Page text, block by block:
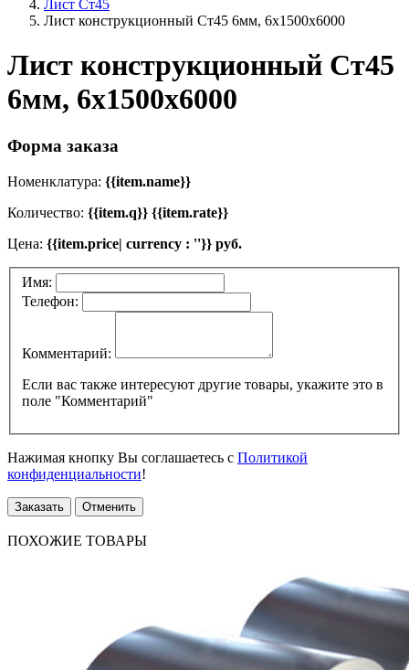
Лист Ст45
Лист конструкционный Ст45 6мм, 6х1500х6000
Лист конструкционный Ст45
6мм, 6х1500х6000
Форма заказа
Номенклатура: {{item.name}}
Количество: {{item.q}} {{item.rate}}
Цена: {{item.price| currency : ''}} руб.
Имя:
Телефон:
Комментарий:
Если вас также интересуют другие товары, укажите это в
поле "Комментарий"
Нажимая кнопку Вы соглашаетесь с Политикой
конфиденциальности!
Заказать Отменить
ПОХОЖИЕ ТОВАРЫ